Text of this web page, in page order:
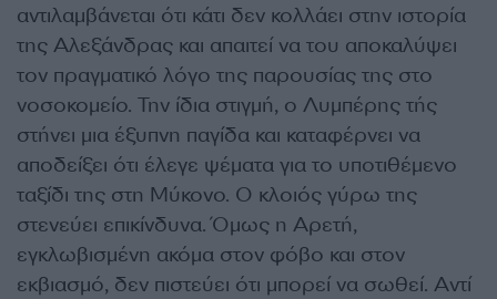
αντιλαμβάνεται ότι κάτι δεν κολλάει στην ιστορία
της Αλεξάνδρας και απαιτεί να του αποκαλύψει
τον πραγματικό λόγο της παρουσίας της στο
νοσοκομείο. Την ίδια στιγμή, ο Λυμπέρης τής
στήνει μια έξυπνη παγίδα και καταφέρνει να
αποδείξει ότι έλεγε ψέματα για το υποτιθέμενο
ταξίδι της στη Μύκονο. Ο κλοιός γύρω της
στενεύει επικίνδυνα. Όμως η Αρετή,
εγκλωβισμένη ακόμα στον φόβο και στον
εκβιασμό, δεν πιστεύει ότι μπορεί να σωθεί. Αντί